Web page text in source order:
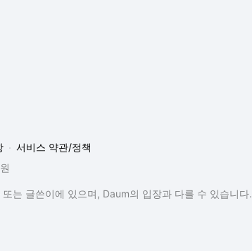
서비스 약관/정책
는 글쓴이에 있으며, Daum의 입장과 다를 수 있습니다.